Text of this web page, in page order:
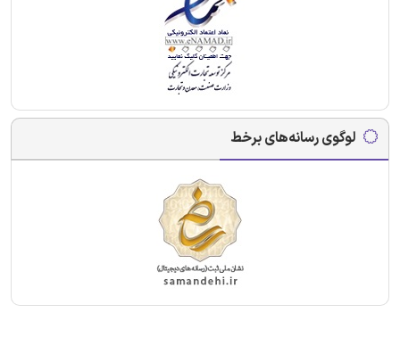
لوگوی رسانه‌های برخط